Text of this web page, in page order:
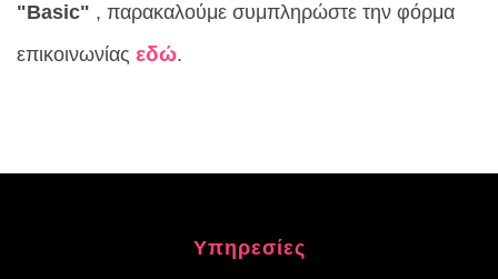
"Basic" , παρακαλούμε συμπληρώστε την φόρμα
επικοινωνίας εδώ.
Υπηρεσίες